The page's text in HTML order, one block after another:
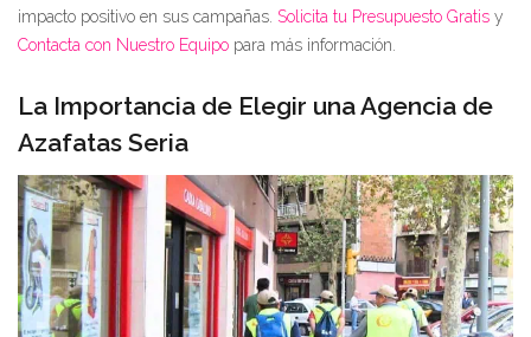
impacto positivo en sus campañas. Solicita tu Presupuesto Gratis y
Contacta con Nuestro Equipo para más información.
La Importancia de Elegir una Agencia de
Azafatas Seria